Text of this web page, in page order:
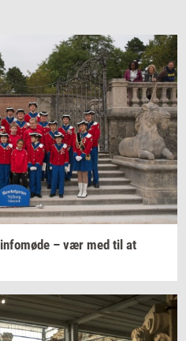
in­fo­mø­de – vær med til at